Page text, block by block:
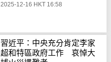
2025-12-16 HKT 16:58
習近平：中央充分肯定李家
超和特區政府工作 哀悼大